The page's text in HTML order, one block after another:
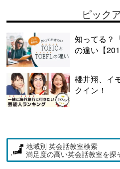
ピック
知ってる？
の違い【
櫻井翔、イ
クイン！
地域別 英会話教室検索
満足度の高い英会話教室を探